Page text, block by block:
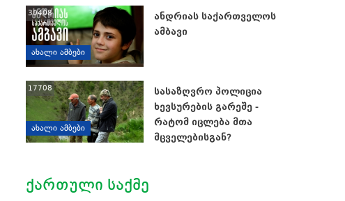
ᲐᲮᲐᲚᲘ ᲐᲛᲑᲔᲑᲘ
30408
ანდრიას საქართველოს
ამბავი
ᲐᲮᲐᲚᲘ ᲐᲛᲑᲔᲑᲘ
17708
სასაზღვრო პოლიცია
ხევსურების გარეშე -
რატომ იცლება მთა
მცველებისგან?
ᲥᲐᲠᲗᲣᲚᲘ ᲡᲐᲥᲛᲔ